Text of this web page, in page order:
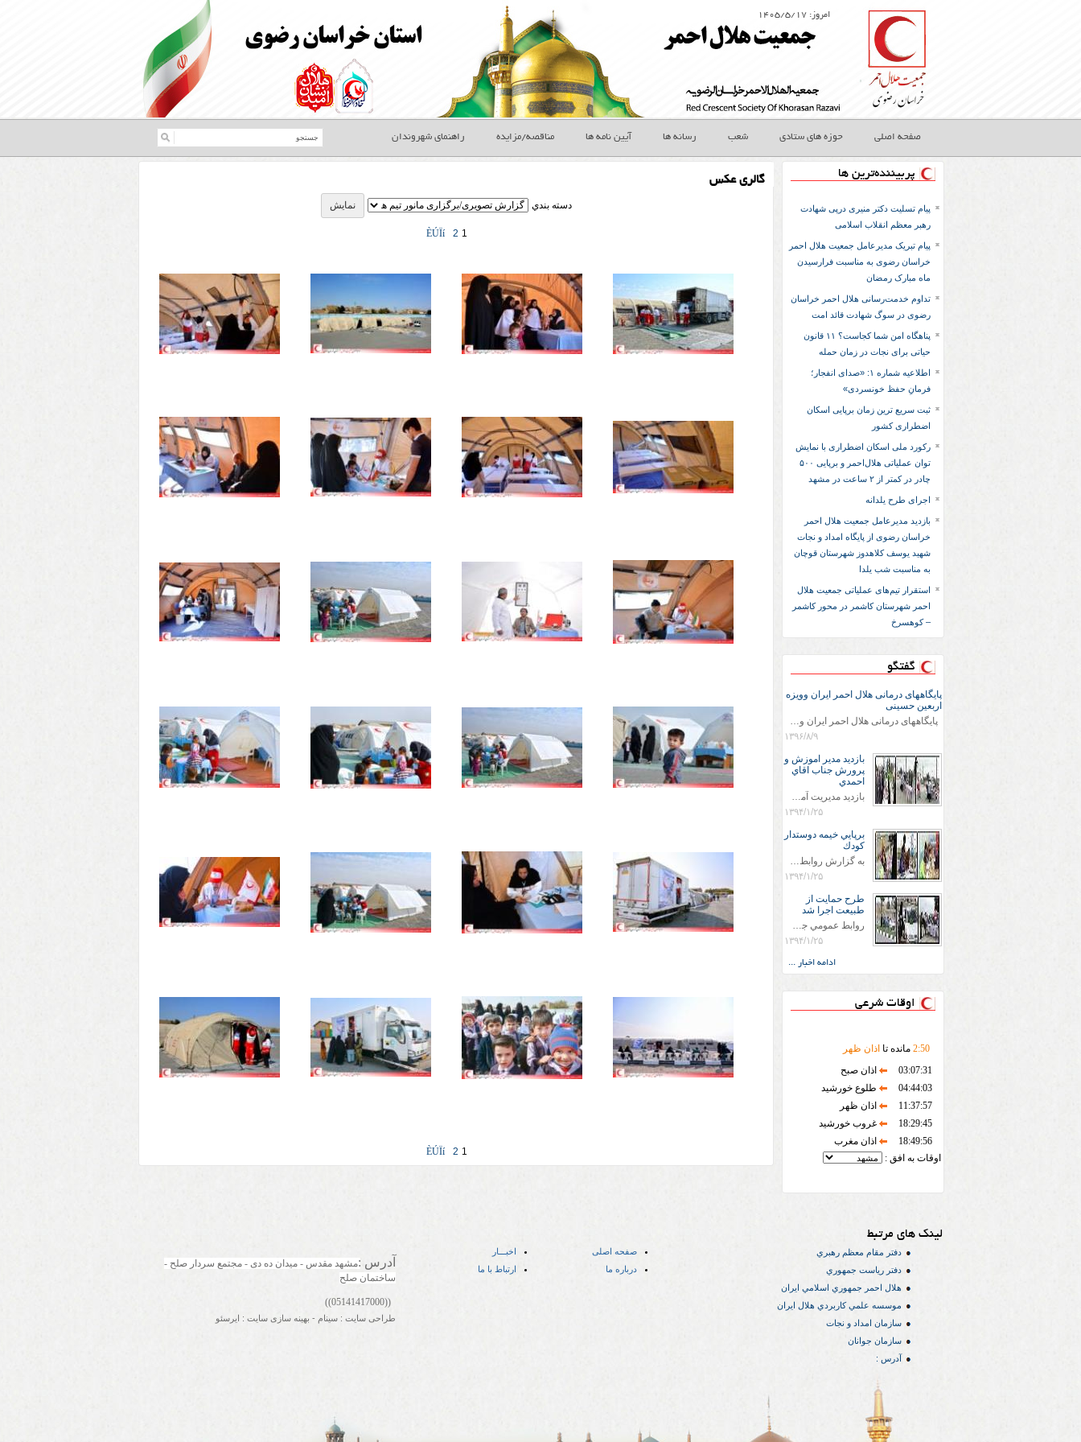
امروز: ۱۴۰۵/۵/۱۷
صفحه اصلی حوزه های ستادی شعب رسانه ها آیین نامه ها مناقصه/مزایده راهنمای شهروندان
پربیننده‌ترین ها
پیام تسلیت دکتر منیری درپی شهادت
رهبر معظم انقلاب اسلامی
پیام تبریک مدیرعامل جمعیت هلال احمر
خراسان رضوی به مناسبت فرارسیدن
ماه مبارک رمضان
تداوم خدمت‌رسانی هلال احمر خراسان
رضوی در سوگ شهادت قائد امت
پناهگاه امن شما کجاست؟ ۱۱ قانون
حیاتی برای نجات در زمان حمله
اطلاعیه شماره ۱: «صدای انفجار؛
فرمانِ حفظ خونسردی»
ثبت سریع‌ ترین زمان برپایی اسکان
اضطراری کشور
رکورد ملی اسکان اضطراری با نمایش
توان عملیاتی هلال‌احمر و برپایی ۵۰۰
چادر در کمتر از ۲ ساعت در مشهد
اجرای طرح یلدانه
بازدید مدیرعامل جمعیت هلال احمر
خراسان رضوی از پایگاه امداد و نجات
شهید یوسف کلاهدوز شهرستان قوچان
به مناسبت شب یلدا
استقرار تیم‌های عملیاتی جمعیت هلال
احمر شهرستان کاشمر در محور کاشمر
– کوهسرخ
گفتگو
پایگاههای درمانی هلال احمر ایران وویزه
اربعین حسینی
پایگاههای درمانی هلال احمر ایران وویزه اربعین حسینی
۱۳۹۶/۸/۹
بازديد مدير اموزش و
پرورش جناب اقاي
احمدي
بازديد مديريت آموزش و پروش جناب اقاي احمدي به همراه اعضاي ستاد اسكان آموزش و پروش شهرستان سرخس در ساعت 11:30 در مورخه 11/1/1394 صورت گرفت و مسئولین با حضور در پست مسافرين نوروزی كه جمعیت هلال احمر شهرستان از نزدیک در جریان روند اجرای طرح های قرار گرفتند .
۱۳۹۴/۱/۲۵
برپايي خيمه دوستدار
كودك
به گزارش روابط عمومي جمعيت هلال احمر شهرستان سرخس علاوه بر اجرای خدمات امدادی، راهنمایی های گردشگری و موقعیت های جغرافیایی و برپایی چادرهای سلامت به منظور سنجش رایگان فشار و قندخون مسافران، ، خيمه هايي.با عنوان دوستدار کودک تجهیزشده که دراین فضا کودکان مراجعه کننده از طریق نقاشی و سایر هنرهای تجسمی با مفاهیم جمعیت هلال احمر و اصول هفتگانه آن آشنا می شوند. به دليل حضور چشم گير كودكان و خانواده ها سعی شده در قالب های متناسب با سنین کودکان مراجعه کنند
۱۳۹۴/۱/۲۵
طرح حمايت از
طبيعت اجرا شد
روابط عمومي جمعيت هلال احمر سرخس جمعيت هلال احمر سرخس در روز طبيعت جوانان جمعيت هلال احمر سرخس در راستاي حفاظت و حمايت از محيط زيست با انگيزه داشتن طبيعت زيبا و بدون زباله و جهت فرهنگ سازي طرح حمايت از طبيعت را اجرا نمودند. اين طرح با رويكرد حمايتي و اموزشي در خصوص اشتي باطبيعت اجرا شد و در اين طرح 700 عدد كيسه زباله وبروشور در خروجي هاي شهر بين همشهريان و مسافرين نوروزي توزيع گرديد و در راه بازگشت كيسه هاي زباله توسط همشهريان به مامورين محترم شهرداري مستقر در ورودي شهر
۱۳۹۴/۱/۲۵
ادامه اخبار ...
اوقات شرعی
2:50 مانده تا اذان ظهر
03:07:31
اذان صبح
04:44:03
طلوع خورشید
11:37:57
اذان ظهر
18:29:45
غروب خورشید
18:49:56
اذان مغرب
اوقات به افق :
گالری عکس
دسته بندي
1
2
ÈÚÏí
1
2
ÈÚÏí
لینک های مرتبط
دفتر مقام معظم رهبري
دفتر رياست جمهوري
هلال احمر جمهوري اسلامي ايران
موسسه علمي كاربردي هلال ایران
سازمان امداد و نجات
سازمان جوانان
آدرس :
صفحه اصلی
اخبـــار
درباره ما
ارتباط با ما آدرس :
ساختمان صلح
((05141417000))
طراحی سایت : سینام - بهینه سازی سایت : ایرسئو